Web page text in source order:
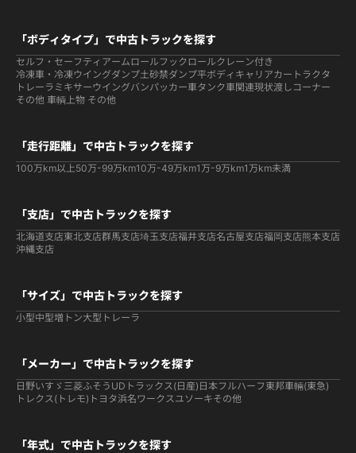
「ボディタイプ」で中古トラックを探す
セルフ・セーフティ アームロールフックロールクレーン付き
冷凍車・冷凍ウイングダンプ土砂禁ダンプ平ボディ キャリアカー トラクタ
トレーラ ミキサーウイングバンパッカー車タンク車関連現状渡しコーナー
その他 車輌 上物 その他
「走行距離」で中古トラックを探す
100万km以上50万-99万km10万-49万km1万-9万km1万km未満
「支店」で中古トラックを探す
北海道支店東北支店群馬支店埼玉支店福井支店名古屋支店福岡支店熊本支店
沖縄支店
「サイズ」で中古トラックを探す
小型中型増トン大型 トレーラ
「メーカー」で中古トラックを探す
日野いすゞ 三菱ふそう UDトラックス(日産) 日本フルハーフ 東邦車輛(東急)
トレクス(トレモ) トヨタ浜名ワークス ユソーキその他
「年式」で中古トラックを探す